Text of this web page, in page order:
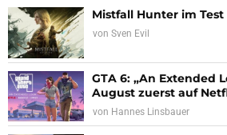
Mistfall Hunter im Test
von Sven Evil
GTA 6: „An Extended
August zuerst auf
von Hannes Linsbauer